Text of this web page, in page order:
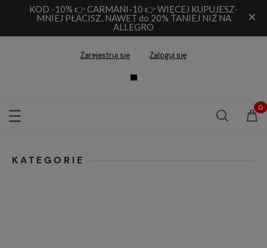
KOD -10% 👉 CARMANI-10 👉 WIĘCEJ KUPUJESZ-
MNIEJ PŁACISZ, NAWET do 20% TANIEJ NIŻ NA
ALLEGRO
×
Zarejestruj się Zaloguj się
KATEGORIE